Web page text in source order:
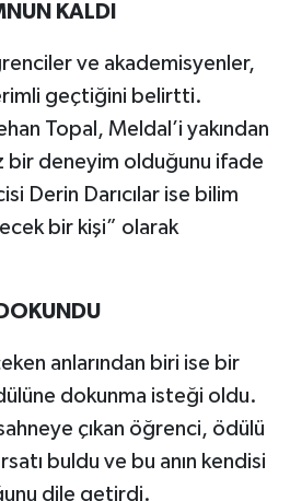
KALDI
ve akademisyenler,
geçtiğini belirtti.
Topal, Meldal’i yakından
bir deneyim olduğunu ifade
Derin Darıcılar ise bilim
bir kişi” olarak
anlarından biri ise bir
dokunma isteği oldu.
çıkan öğrenci, ödülü
buldu ve bu anın kendisi
dile getirdi.